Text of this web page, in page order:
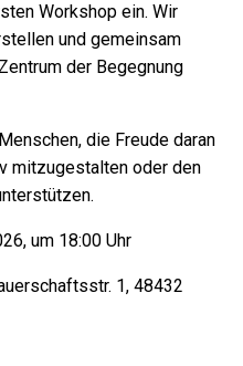
Workshop ein. Wir
und gemeinsam
der Begegnung
die Freude daran
mitzugestalten oder den
um 18:00 Uhr
1, 48432